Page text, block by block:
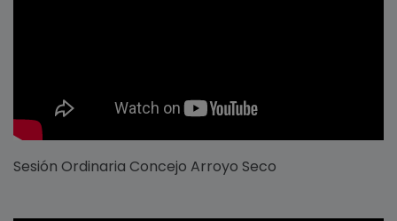
Sesión Ordinaria Concejo Arroyo Seco